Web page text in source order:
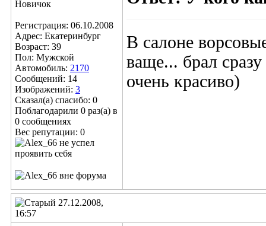
Новичок
Регистрация: 06.10.2008
Адрес: Екатеринбург
Возраст: 39
Пол: Мужской
Автомобиль: 2170
Сообщений: 14
Изображений: 3
Сказал(а) спасибо: 0
Поблагодарили 0 раз(а) в
0 сообщениях
Вес репутации: 0
В салоне
ваще... брал
очень красиво)
27.12.2008,
16:57